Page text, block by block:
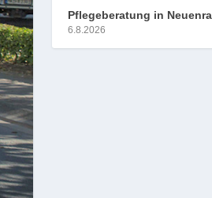
Pflegeberatung in
6.8.2026